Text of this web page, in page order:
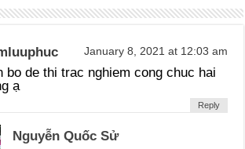
January 8, 2021 at 12:03 am
bo de thi trac nghiem cong chuc hai
ạ
Reply
Nguyễn Quốc Sử